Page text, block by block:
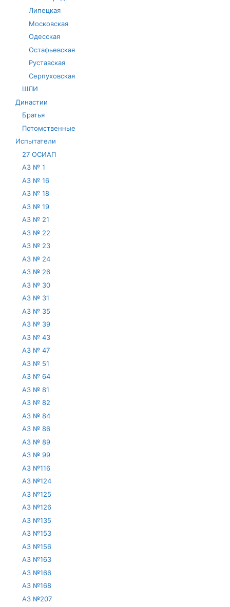
Липецкая
Московская
Одесская
Остафьевская
Руставская
Серпуховская
ШЛИ
Династии
Братья
Потомственные
Испытатели
27 ОСИАП
АЗ № 1
АЗ № 16
АЗ № 18
АЗ № 19
АЗ № 21
АЗ № 22
АЗ № 23
АЗ № 24
АЗ № 26
АЗ № 30
АЗ № 31
АЗ № 35
АЗ № 39
АЗ № 43
АЗ № 47
АЗ № 51
АЗ № 64
АЗ № 81
АЗ № 82
АЗ № 84
АЗ № 86
АЗ № 89
АЗ № 99
АЗ №116
АЗ №124
АЗ №125
АЗ №126
АЗ №135
АЗ №153
АЗ №156
АЗ №163
АЗ №166
АЗ №168
АЗ №207